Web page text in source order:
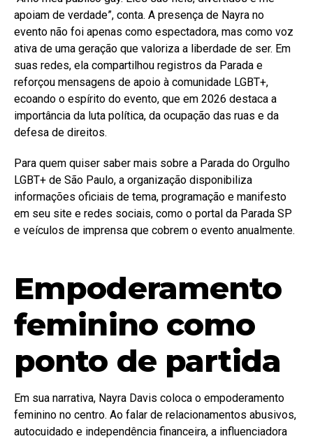
apoiam de verdade”, conta. A presença de Nayra no
evento não foi apenas como espectadora, mas como voz
ativa de uma geração que valoriza a liberdade de ser. Em
suas redes, ela compartilhou registros da Parada e
reforçou mensagens de apoio à comunidade LGBT+,
ecoando o espírito do evento, que em 2026 destaca a
importância da luta política, da ocupação das ruas e da
defesa de direitos.
Para quem quiser saber mais sobre a Parada do Orgulho
LGBT+ de São Paulo, a organização disponibiliza
informações oficiais de tema, programação e manifesto
em seu site e redes sociais, como o portal da Parada SP
e veículos de imprensa que cobrem o evento anualmente.
Empoderamento
feminino como
ponto de partida
Em sua narrativa, Nayra Davis coloca o empoderamento
feminino no centro. Ao falar de relacionamentos abusivos,
autocuidado e independência financeira, a influenciadora